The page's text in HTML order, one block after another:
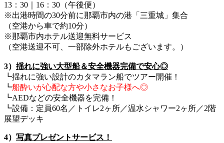
13：30｜16：30（午後便）
※出港時間の30分前に那覇市内の港「三重城」集合
（空港から車で約10分）
※那覇市内ホテル送迎無料サービス
（空港送迎不可、一部除外ホテルもございます。）
3） 揺れに強い大型船＆安全機器完備で安心◎
┗揺れに強い設計のカタマラン船でツアー開催！
┗船酔いが心配な方や小さなお子様へ◎
┗AEDなどの安全機器を完備！
┗設備：定員60名／トイレ2ヶ所／温水シャワー2ヶ所／2階
展望デッキ
4） 写真プレゼントサービス！